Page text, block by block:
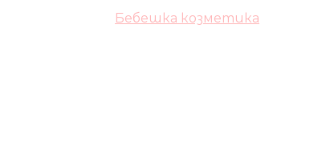
Бебешка козметика